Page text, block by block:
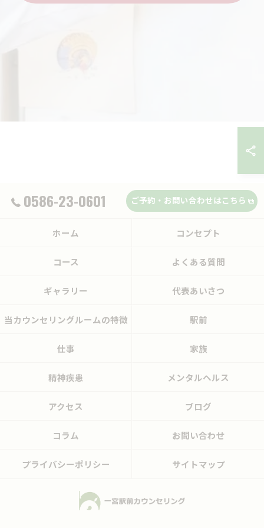
0586-23-0601 ご予約・お問い合わせはこちら
ホーム コンセプト
コース よくある質問
ギャラリー 代表あいさつ
当カウンセリングルームの特徴 駅前
仕事 家族
精神疾患 メンタルヘルス
アクセス ブログ
コラム お問い合わせ
プライバシーポリシー サイトマップ